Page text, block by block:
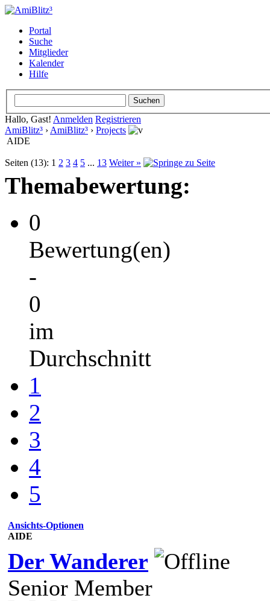
Portal
Suche
Mitglieder
Kalender
Hilfe
Hallo, Gast! Anmelden Registrieren
AmiBlitz³ › AmiBlitz³ › Projects
AIDE
Seiten (13): 1 2 3 4 5 ... 13 Weiter »
Themabewertung:
0
Bewertung(en)
-
0
im
Durchschnitt
1
2
3
4
5
Ansichts-Optionen
AIDE
Der Wanderer
Senior Member